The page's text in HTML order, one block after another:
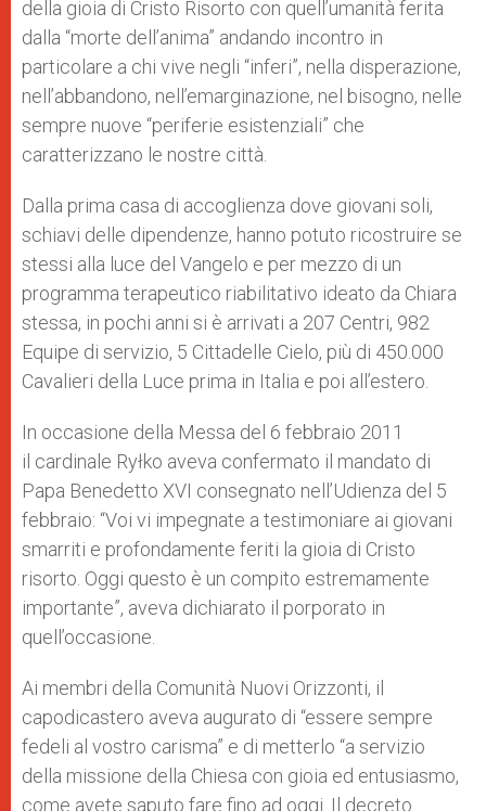
della gioia di Cristo Risorto con quell’umanità ferita
dalla “morte dell’anima” andando incontro in
particolare a chi vive negli “inferi”, nella disperazione,
nell’abbandono, nell’emarginazione, nel bisogno, nelle
sempre nuove “periferie esistenziali” che
caratterizzano le nostre città.
Dalla prima casa di accoglienza dove giovani soli,
schiavi delle dipendenze, hanno potuto ricostruire se
stessi alla luce del Vangelo e per mezzo di un
programma terapeutico riabilitativo ideato da Chiara
stessa, in pochi anni si è arrivati a 207 Centri, 982
Equipe di servizio, 5 Cittadelle Cielo, più di 450.000
Cavalieri della Luce prima in Italia e poi all’estero.
In occasione della Messa del 6 febbraio 2011
il cardinale Ryłko aveva confermato il mandato di
Papa Benedetto XVI consegnato nell’Udienza del 5
febbraio: “Voi vi impegnate a testimoniare ai giovani
smarriti e profondamente feriti la gioia di Cristo
risorto. Oggi questo è un compito estremamente
importante”, aveva dichiarato il porporato in
quell’occasione.
Ai membri della Comunità Nuovi Orizzonti, il
capodicastero aveva augurato di “essere sempre
fedeli al vostro carisma” e di metterlo “a servizio
della missione della Chiesa con gioia ed entusiasmo,
come avete saputo fare fino ad oggi. Il decreto